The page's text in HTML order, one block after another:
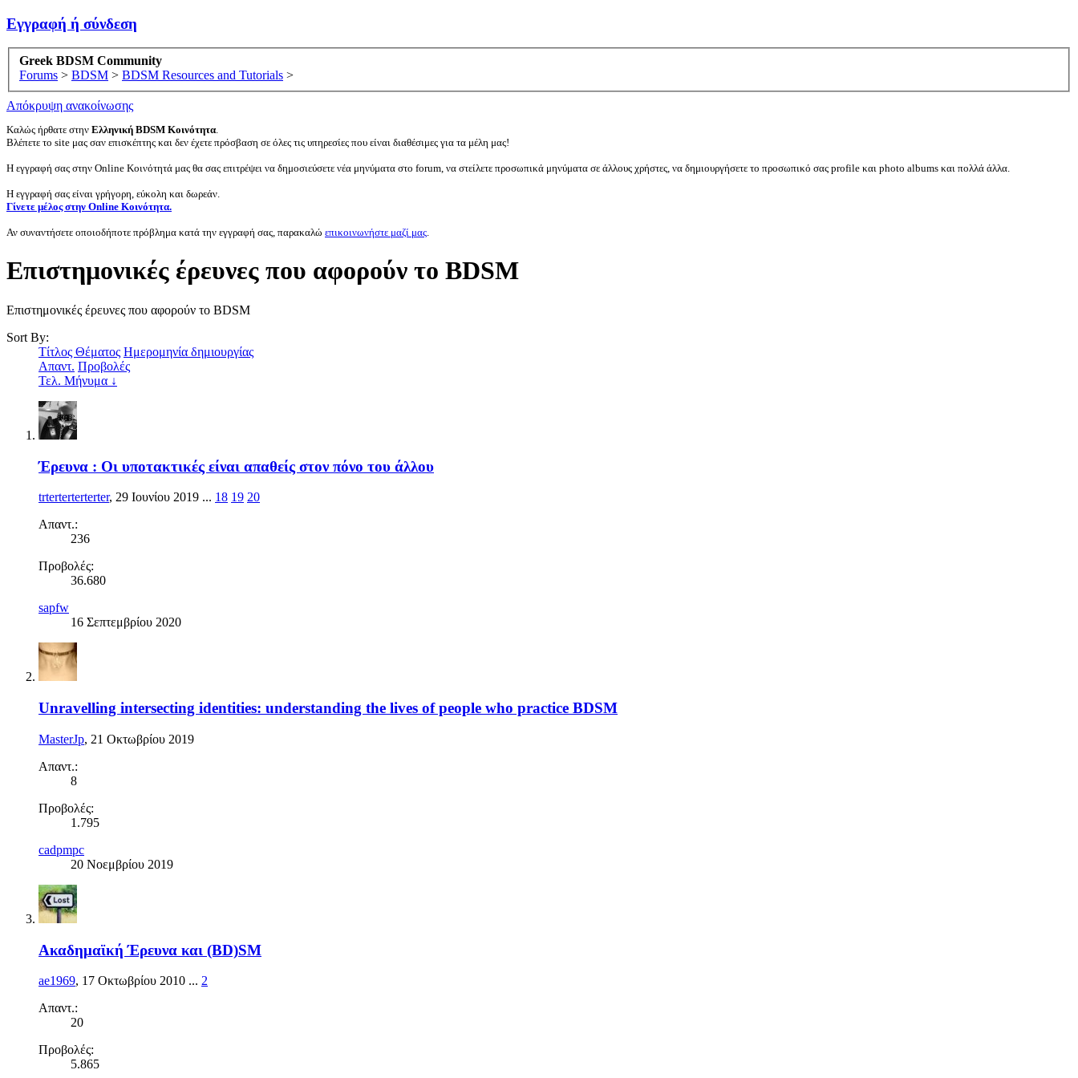
Εγγραφή ή σύνδεση
Greek BDSM Community
Forums > BDSM > BDSM Resources and Tutorials >
Απόκρυψη ανακοίνωσης
Καλώς ήρθατε στην Ελληνική BDSM Κοινότητα.
Βλέπετε το site μας σαν επισκέπτης και δεν έχετε πρόσβαση σε όλες τις υπηρεσίες που είναι διαθέσιμες για τα μέλη μας!
Η εγγραφή σας στην Online Κοινότητά μας θα σας επιτρέψει να δημοσιεύσετε νέα μηνύματα στο forum, να στείλετε προσωπικά μηνύματα σε άλλους χρήστες, να δημιουργήσετε το προσωπικό σας profile και photo albums και πολλά άλλα.
Η εγγραφή σας είναι γρήγορη, εύκολη και δωρεάν.
Γίνετε μέλος στην Online Κοινότητα.
Αν συναντήσετε οποιοδήποτε πρόβλημα κατά την εγγραφή σας, παρακαλώ επικοινωνήστε μαζί μας.
Επιστημονικές έρευνες που αφορούν το BDSM
Επιστημονικές έρευνες που αφορούν το BDSM
Sort By:
Τίτλος Θέματος Ημερομηνία δημιουργίας
Απαντ. Προβολές
Τελ. Μήνυμα ↓
Έρευνα : Οι υποτακτικές είναι απαθείς στον πόνο του άλλου
trterterterterter, 29 Ιουνίου 2019 ... 18 19 20
Απαντ.:
236
Προβολές:
36.680
sapfw
16 Σεπτεμβρίου 2020
Unravelling intersecting identities: understanding the lives of people who practice BDSM
MasterJp, 21 Οκτωβρίου 2019
Απαντ.:
8
Προβολές:
1.795
cadpmpc
20 Νοεμβρίου 2019
Ακαδημαϊκή Έρευνα και (BD)SM
ae1969, 17 Οκτωβρίου 2010 ... 2
Απαντ.:
20
Προβολές:
5.865